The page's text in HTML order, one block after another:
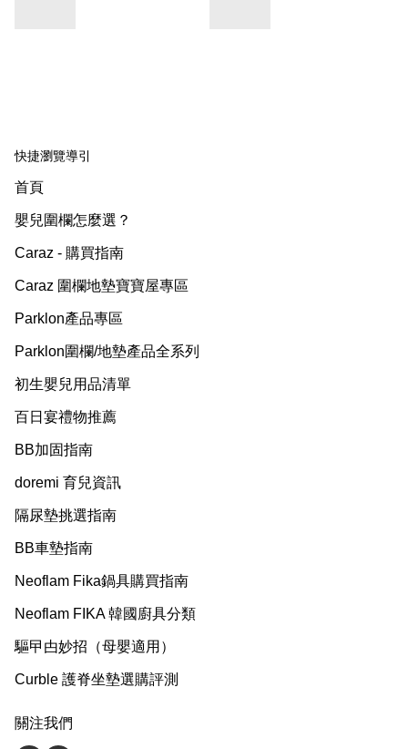
快捷瀏覽導引
首頁
嬰兒圍欄怎麼選？
Caraz - 購買指南
Caraz 圍欄地墊寶寶屋專區
Parklon產品專區
Parklon圍欄/地墊產品全系列
初生嬰兒用品清單
百日宴禮物推薦
BB加固指南
doremi 育兒資訊
隔尿墊挑選指南
BB車墊指南
Neoflam Fika鍋具購買指南
Neoflam FIKA 韓國廚具分類
驅曱甴妙招（母嬰適用）
Curble 護脊坐墊選購評測
關注我們